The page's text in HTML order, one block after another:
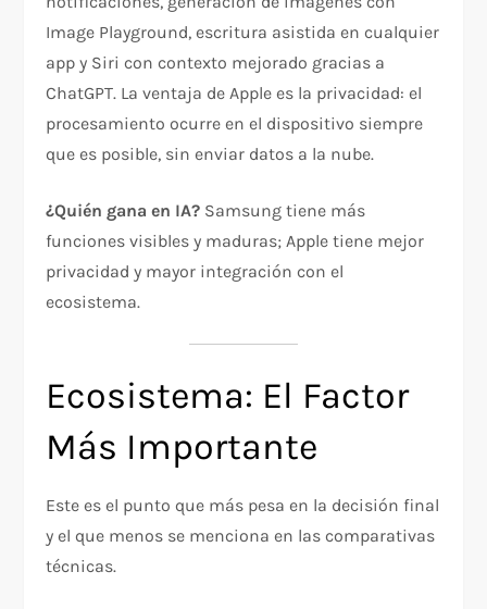
Image Playground, escritura asistida en cualquier
app y Siri con contexto mejorado gracias a
ChatGPT. La ventaja de Apple es la privacidad: el
procesamiento ocurre en el dispositivo siempre
que es posible, sin enviar datos a la nube.
¿Quién gana en IA? Samsung tiene más
funciones visibles y maduras; Apple tiene mejor
privacidad y mayor integración con el
ecosistema.
Ecosistema: El Factor
Más Importante
Este es el punto que más pesa en la decisión final
y el que menos se menciona en las comparativas
técnicas.